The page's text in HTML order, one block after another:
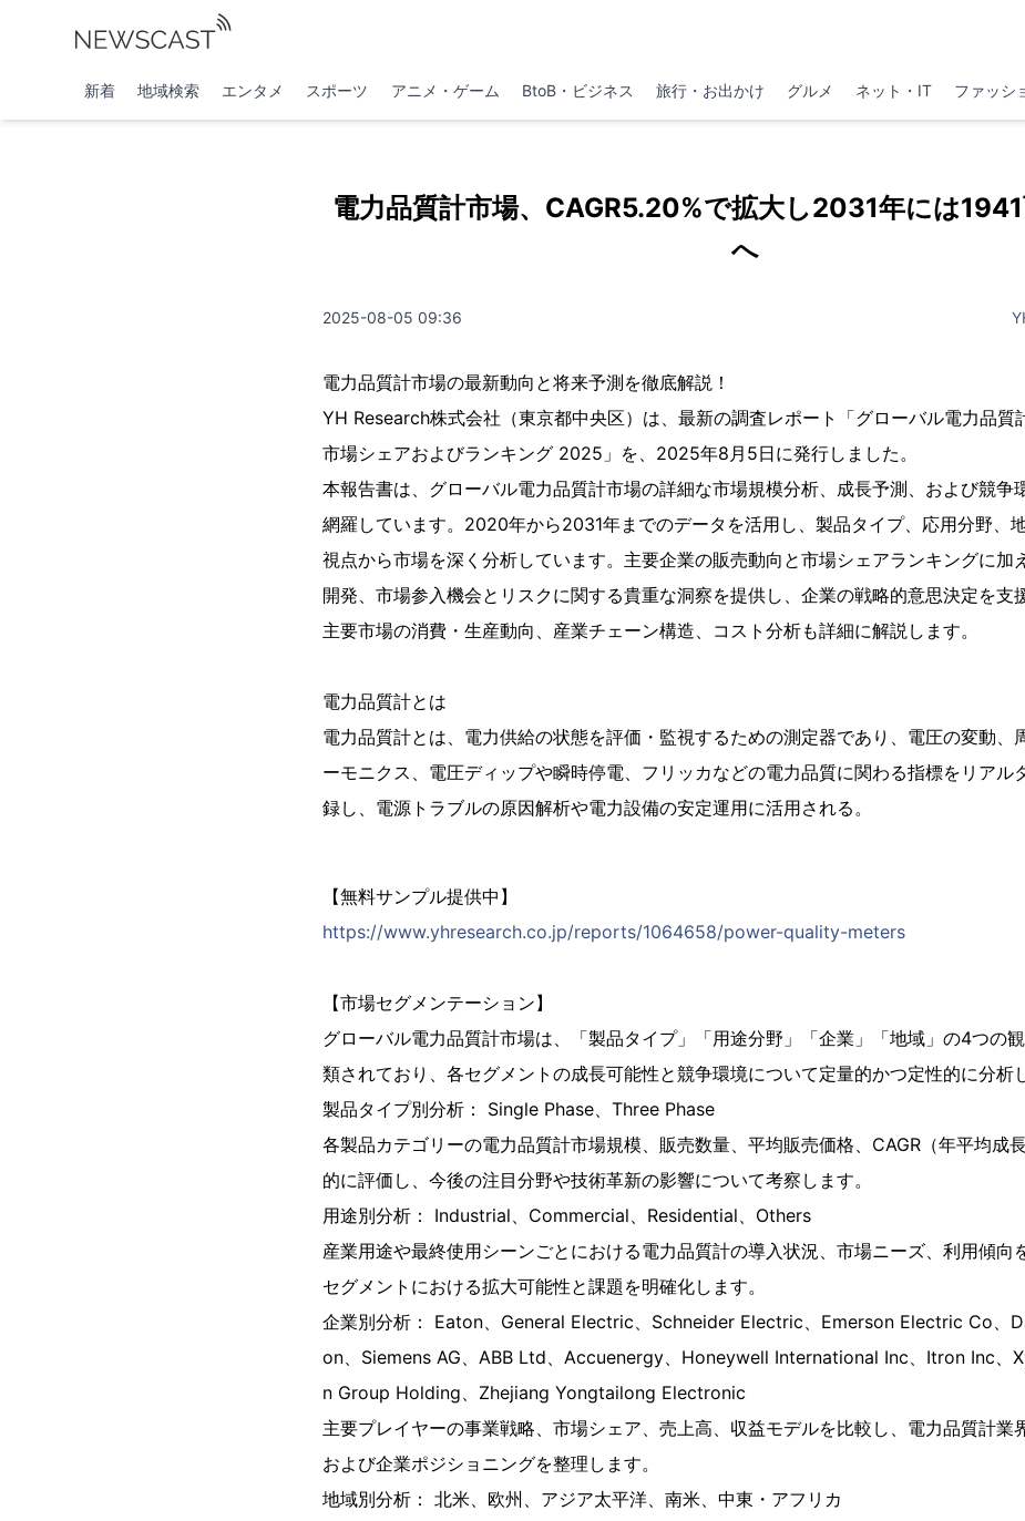
新着 地域検索 エンタメ スポーツ アニメ・ゲーム BtoB・ビジネス 旅行・お出かけ グルメ ネット・IT ファッシ
電力品質計市場、CAGR5.20%で拡大し2031年には
へ
2025-08-05 09:36
電力品質計市場の最新動向と将来予測を徹底解説！
YH Research株式会社（東京都中央区）は、最新の調査レポート「グローバル電力品質
市場シェアおよびランキング 2025」を、2025年8月5日に発行しました。
本報告書は、グローバル電力品質計市場の詳細な市場規模分析、成長予測、および競争
網羅しています。2020年から2031年までのデータを活用し、製品タイプ、応用分野、
視点から市場を深く分析しています。主要企業の販売動向と市場シェアランキングに加
開発、市場参入機会とリスクに関する貴重な洞察を提供し、企業の戦略的意思決定を支
主要市場の消費・生産動向、産業チェーン構造、コスト分析も詳細に解説します。
電力品質計とは
電力品質計とは、電力供給の状態を評価・監視するための測定器であり、電圧の変動、
ーモニクス、電圧ディップや瞬時停電、フリッカなどの電力品質に関わる指標をリアル
録し、電源トラブルの原因解析や電力設備の安定運用に活用される。
【無料サンプル提供中】
https://www.yhresearch.co.jp/reports/1064658/power-quality-meters
【市場セグメンテーション】
グローバル電力品質計市場は、「製品タイプ」「用途分野」「企業」「地域」の4つの
類されており、各セグメントの成長可能性と競争環境について定量的かつ定性的に分析
製品タイプ別分析： Single Phase、Three Phase
各製品カテゴリーの電力品質計市場規模、販売数量、平均販売価格、CAGR（年平均成
的に評価し、今後の注目分野や技術革新の影響について考察します。
用途別分析： Industrial、Commercial、Residential、Others
産業用途や最終使用シーンごとにおける電力品質計の導入状況、市場ニーズ、利用傾向
セグメントにおける拡大可能性と課題を明確化します。
企業別分析： Eaton、General Electric、Schneider Electric、Emerson Electric Co、
on、Siemens AG、ABB Ltd、Accuenergy、Honeywell International Inc、Itron Inc、
n Group Holding、Zhejiang Yongtailong Electronic
主要プレイヤーの事業戦略、市場シェア、売上高、収益モデルを比較し、電力品質計業
および企業ポジショニングを整理します。
地域別分析： 北米、欧州、アジア太平洋、南米、中東・アフリカ